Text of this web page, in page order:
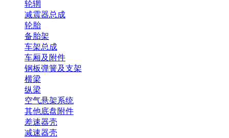
轮辋
减震器总成
轮胎
备胎架
车架总成
车厢及附件
钢板弹簧及支架
横梁
纵梁
空气悬架系统
其他底盘附件
差速器壳
减速器壳